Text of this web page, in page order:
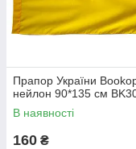
Прапор України
нейлон 90*135 см
В наявності
160 ₴